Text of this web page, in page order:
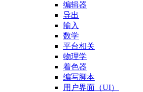
编辑器
导出
输入
数学
平台相关
物理学
着色器
编写脚本
用户界面（UI）